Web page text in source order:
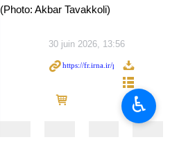
(Photo: Akbar Tavakkoli)
30 juin 2026, 13:56
♿︎